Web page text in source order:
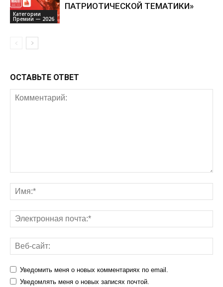
Категории
Премии — 2026
ПАТРИОТИЧЕСКОЙ ТЕМАТИКИ»
ОСТАВЬТЕ ОТВЕТ
Уведомить меня о новых комментариях по email.
Уведомлять меня о новых записях почтой.